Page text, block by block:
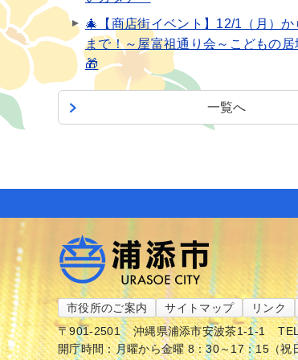
🎄【商店街イベント】12/1（月）か
まで！～屋富祖通り会～こどもの居
🎁
一覧へ
市役所のご案内 サイトマップ リンク
〒901-2501
沖縄県浦添市安波茶1-1-1
開庁時間：月曜から金曜 8：30～17：15（祝